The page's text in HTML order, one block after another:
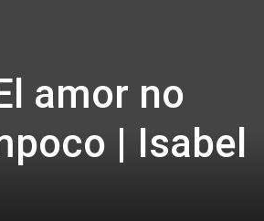
amor no
| Isabel